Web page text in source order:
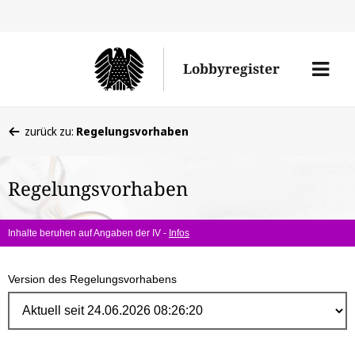
Lobbyregister
Menü
befinden
hier:
zurück zu: Regelungsvorhaben
Regelungsvorhaben
Inhalte beruhen auf Angaben der IV - Infos
Version des Regelungsvorhabens